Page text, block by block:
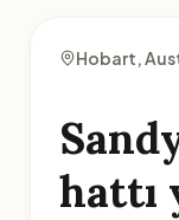
Hobart,
hattı